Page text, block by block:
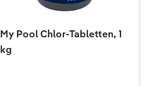
My Pool Chlor-Tabletten, 1
kg